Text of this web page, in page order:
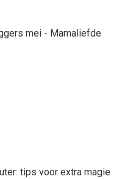
mei - Mamaliefde
tips voor extra magie